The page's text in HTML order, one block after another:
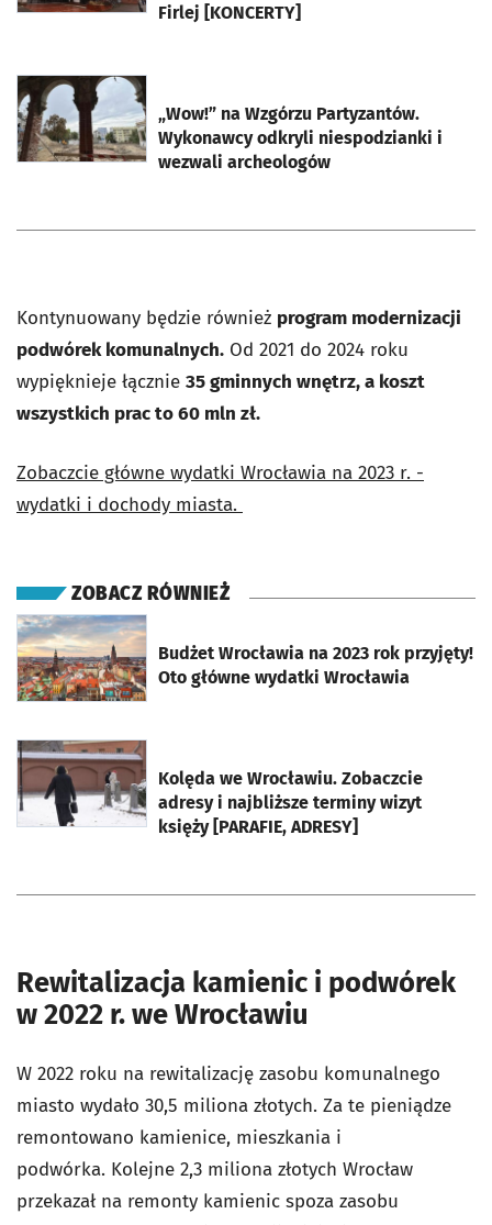
Firlej [KONCERTY]
„Wow!” na Wzgórzu Partyzantów.
Wykonawcy odkryli niespodzianki i
wezwali archeologów
otworzy się w nowej karcie
Kontynuowany będzie również program modernizacji
podwórek komunalnych. Od 2021 do 2024 roku
wypięknieje łącznie 35 gminnych wnętrz, a koszt
wszystkich prac to60 mln zł.
Zobaczcie główne wydatki Wrocławia na 2023 r. -
wydatki i dochody miasta.
ZOBACZ RÓWNIEŻ
Budżet Wrocławia na 2023 rok przyjęty!
Oto główne wydatki Wrocławia
otworzy się w nowej karcie
Kolęda we Wrocławiu. Zobaczcie
adresy i najbliższe terminy wizyt
księży [PARAFIE, ADRESY]
otworzy się w nowej karcie
Rewitalizacja kamienic i podwórek
w 2022 r. we Wrocławiu
W 2022 roku na rewitalizację zasobu komunalnego
miasto wydało 30,5 miliona złotych. Za te pieniądze
remontowano kamienice, mieszkania i
podwórka. Kolejne 2,3 miliona złotych Wrocław
przekazał na remonty kamienic spoza zasobu